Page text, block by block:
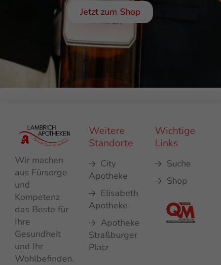
Jetzt zum Shop
Wir machen
aus Fürsorge
und
Kompetenz
das Beste für
Ihre
Gesundheit
und Ihr
Wohlbefinden.
Weitere
Standorte
City
Apotheke
Elisabeth
Apotheke
Apotheke
Straßburger
Platz
Wichtige
Links
Suche
Shop